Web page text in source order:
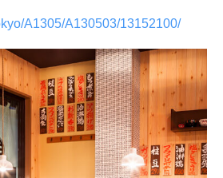
A1305/A130503/13152100/